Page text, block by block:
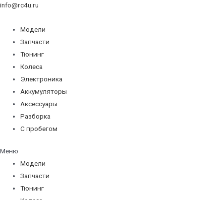
info@rc4u.ru
Модели
Запчасти
Тюнинг
Колеса
Электроника
Аккумуляторы
Аксессуары
Разборка
С пробегом
Меню
Модели
Запчасти
Тюнинг